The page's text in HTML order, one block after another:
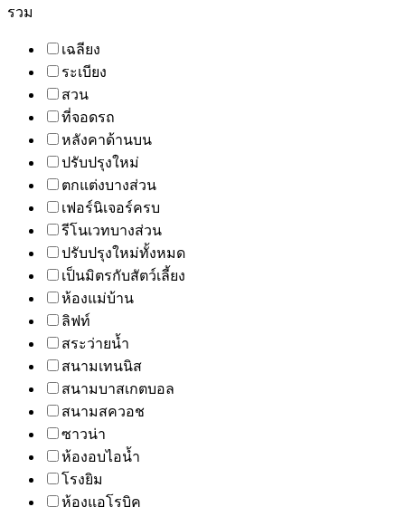
รวม
เฉลียง
ระเบียง
สวน
ที่จอดรถ
หลังคาด้านบน
ปรับปรุงใหม่
ตกแต่งบางส่วน
เฟอร์นิเจอร์ครบ
รีโนเวทบางส่วน
ปรับปรุงใหม่ทั้งหมด
เป็นมิตรกับสัตว์เลี้ยง
ห้องแม่บ้าน
ลิฟท์
สระว่ายน้ำ
สนามเทนนิส
สนามบาสเกตบอล
สนามสควอช
ซาวน่า
ห้องอบไอน้ำ
โรงยิม
ห้องแอโรบิค